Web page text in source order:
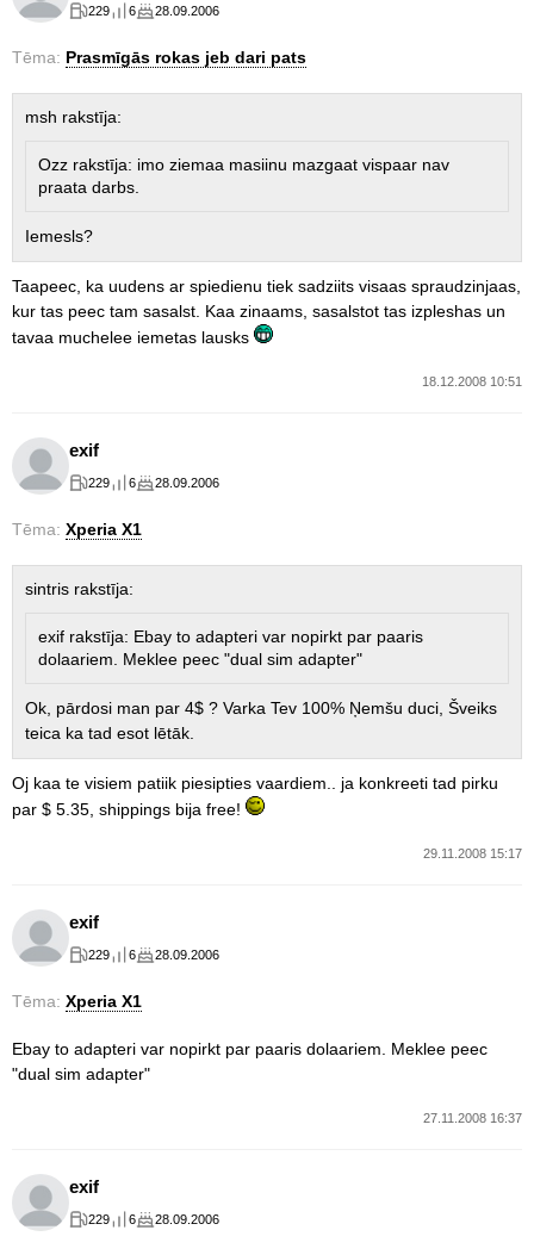
229 6 28.09.2006
Tēma: Prasmīgās rokas jeb dari pats
msh rakstīja:
Ozz rakstīja: imo ziemaa masiinu mazgaat vispaar nav
praata darbs.
Iemesls?
Taapeec, ka uudens ar spiedienu tiek sadziits visaas spraudzinjaas,
kur tas peec tam sasalst. Kaa zinaams, sasalstot tas izpleshas un
tavaa muchelee iemetas lausks
18.12.2008 10:51
exif
229 6 28.09.2006
Tēma: Xperia X1
sintris rakstīja:
exif rakstīja: Ebay to adapteri var nopirkt par paaris
dolaariem. Meklee peec "dual sim adapter"
Ok, pārdosi man par 4$ ? Varka Tev 100% Ņemšu duci, Šveiks
teica ka tad esot lētāk.
Oj kaa te visiem patiik piesipties vaardiem.. ja konkreeti tad pirku
par $ 5.35, shippings bija free!
29.11.2008 15:17
exif
229 6 28.09.2006
Tēma: Xperia X1
Ebay to adapteri var nopirkt par paaris dolaariem. Meklee peec
"dual sim adapter"
27.11.2008 16:37
exif
229 6 28.09.2006